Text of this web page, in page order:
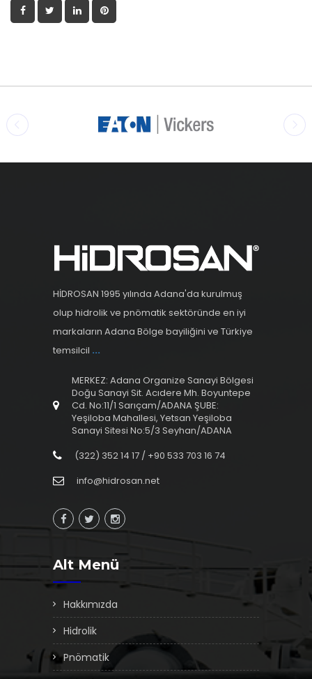
HİDROSAN 1995 yılında Adana'da kurulmuş
olup hidrolik ve pnömatik sektöründe en iyi
markaların Adana Bölge bayiliğini ve Türkiye
temsilcil ...
MERKEZ: Adana Organize Sanayi Bölgesi
Doğu Sanayi Sit. Acıdere Mh. Boyuntepe
Cd. No:11/1 Sarıçam/ADANA ŞUBE:
Yeşiloba Mahallesi, Yetsan Yeşiloba
Sanayi Sitesi No:5/3 Seyhan/ADANA
(322) 352 14 17 / +90 533 703 16 74
info@hidrosan.net
Alt Menü
Hakkımızda
Hidrolik
Pnömatik